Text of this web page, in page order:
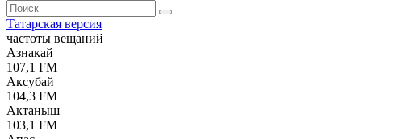
Татарская версия
частоты вещаний
Азнакай
107,1 FM
Аксубай
104,3 FM
Актаныш
103,1 FM